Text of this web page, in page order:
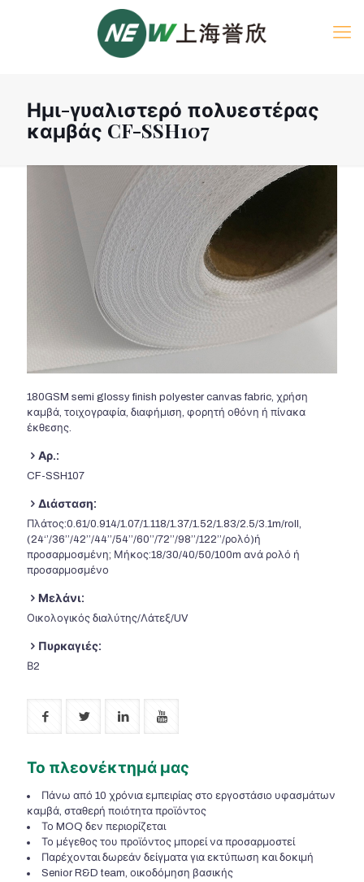
Ημι-γυαλιστερό πολυεστέρας
καμβάς CF-SSH107
180GSM semi glossy finish polyester canvas fabric, χρήση
καμβά, τοιχογραφία, διαφήμιση, φορητή οθόνη ή πίνακα
έκθεσης.
Αρ.:
CF-SSH107
Διάσταση:
Πλάτος:0.61/0.914/1.07/1.118/1.37/1.52/1.83/2.5/3.1m/roll,
(24‘’/36’’/42’’/44’’/54’’/60’’/72’’/98’’/122’’/ρολό)ή
προσαρμοσμένη; Μήκος:18/30/40/50/100m ανά ρολό ή
προσαρμοσμένο
Μελάνι:
Οικολογικός διαλύτης/Λάτεξ/UV
Πυρκαγιές:
Β2
Το πλεονέκτημά μας
Πάνω από 10 χρόνια εμπειρίας στο εργοστάσιο υφασμάτων
καμβά, σταθερή ποιότητα προϊόντος
Το MOQ δεν περιορίζεται
Το μέγεθος του προϊόντος μπορεί να προσαρμοστεί
Παρέχονται δωρεάν δείγματα για εκτύπωση και δοκιμή
Senior R&D team, οικοδόμηση βασικής